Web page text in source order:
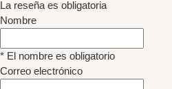
La reseña es obligatoria
Nombre
* El nombre es obligatorio
Correo electrónico